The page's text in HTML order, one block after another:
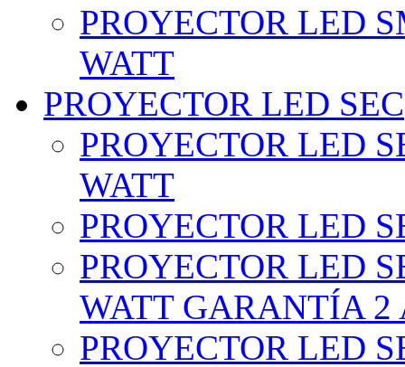
PROYECTOR LED
WATT
PROYECTOR LED SEC
PROYECTOR LED
WATT
PROYECTOR LED
PROYECTOR LED
WATT GARANTÍA 2
PROYECTOR LED